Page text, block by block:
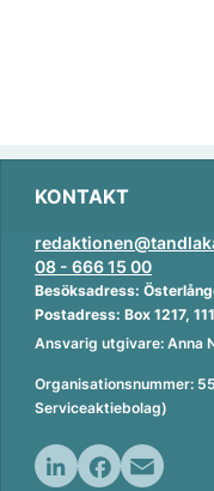
KONTAKT
08 - 666 15 00
Besöksadress:
Postadress: Box 1217,
Ansvarig utgivare: Anna
Organisationsnummer:
Serviceaktiebolag)